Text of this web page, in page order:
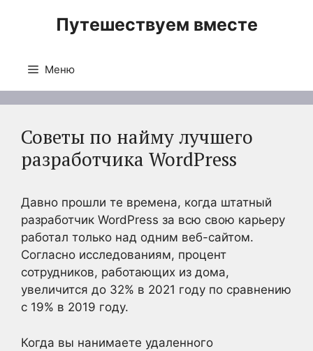
Путешествуем вместе
Меню
Советы по найму лучшего
разработчика WordPress
Давно прошли те времена, когда штатный
разработчик WordPress за всю свою карьеру
работал только над одним веб-сайтом.
Согласно исследованиям, процент
сотрудников, работающих из дома,
увеличится до 32% в 2021 году по сравнению
с 19% в 2019 году.
Когда вы нанимаете удаленного